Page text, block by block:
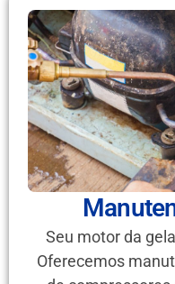
Seu motor da
Oferecemos